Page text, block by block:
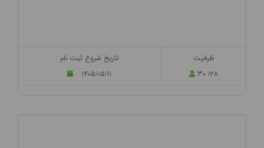
تاریخ شروع ثبت نام
۱۴۰۵/۰۵/۱۱
ظرفیت
۳۰ /۲۸